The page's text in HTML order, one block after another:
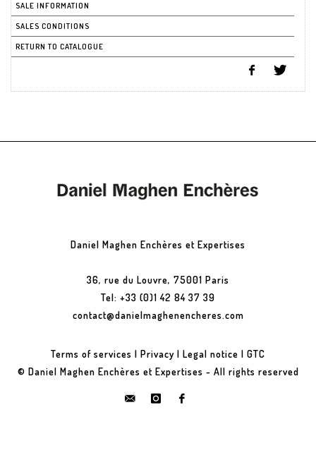
SALE INFORMATION
SALES CONDITIONS
RETURN TO CATALOGUE
Daniel Maghen Enchères et Expertises
36, rue du Louvre, 75001 Paris
Tel: +33 (0)1 42 84 37 39
contact@danielmaghenencheres.com
Terms of services | Privacy | Legal notice | GTC
© Daniel Maghen Enchères et Expertises - All rights reserved